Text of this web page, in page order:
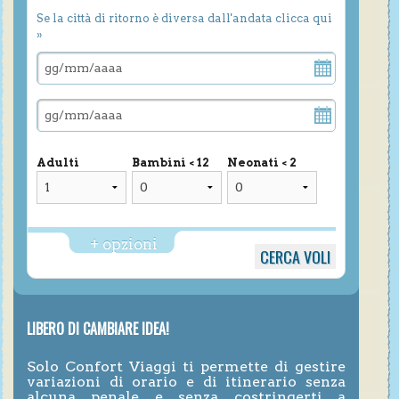
Se la città di ritorno è diversa dall'andata clicca qui
»
Adulti Bambini < 12 Neonati < 2
+ opzioni
LIBERO DI CAMBIARE IDEA!
Solo Confort Viaggi ti permette di gestire
variazioni di orario e di itinerario senza